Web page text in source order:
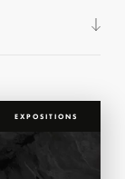
EXPOSITIONS